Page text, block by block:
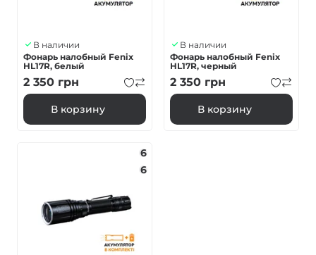
В наличии
Фонарь налобный Fenix
HL17R, белый
2 350 грн
В корзину
В наличии
Фонарь налобный Fenix
HL17R, черный
2 350 грн
В корзину
6
6